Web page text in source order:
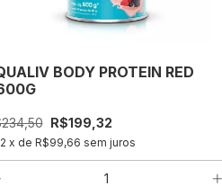
BODY PROTEIN RED
R$199,32
2 x de R$99,66 sem juros